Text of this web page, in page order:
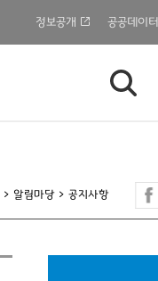
정보공개 공공데이터
> 알림마당 > 공지사항